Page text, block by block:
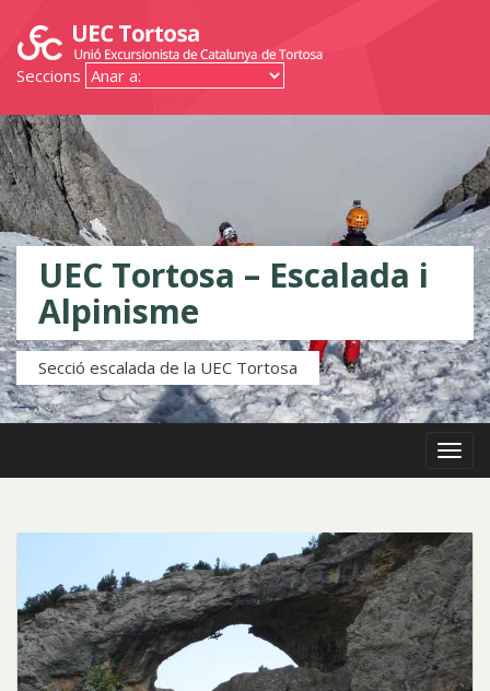
Seccions
UEC Tortosa – Escalada i
Alpinisme
Secció escalada de la UEC Tortosa
Menú